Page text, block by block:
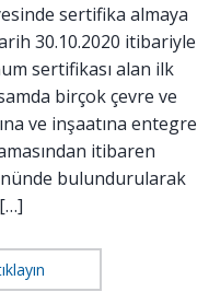
sertifika almaya
30.10.2020 itibariyle
sertifikası alan ilk
birçok çevre ve
ve inşaatına entegre
itibaren
bulundurularak